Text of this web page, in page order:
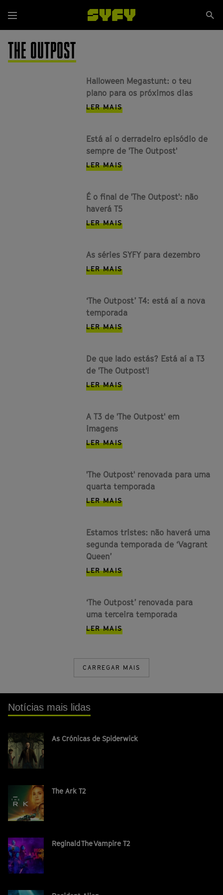
para
o
conteúdo
principal
Menu
THE OUTPOST
Halloween Megastunt: o teu
plano para os próximos dias
LER MAIS
Está aí o derradeiro episódio de
sempre de 'The Outpost'
LER MAIS
É o final de 'The Outpost': não
haverá T5
LER MAIS
As séries SYFY para dezembro
LER MAIS
‘The Outpost’ T4: está aí a nova
temporada
LER MAIS
De que lado estás? Está aí a T3
de 'The Outpost'!
LER MAIS
A T3 de 'The Outpost' em
imagens
LER MAIS
'The Outpost' renovada para uma
quarta temporada
LER MAIS
Estamos tristes: não haverá uma
segunda temporada de ‘Vagrant
Queen’
LER MAIS
‘The Outpost’ renovada para
uma terceira temporada
LER MAIS
CARREGAR MAIS
Notícias mais lidas
As Crónicas de Spiderwick
The Ark T2
Reginald The Vampire T2